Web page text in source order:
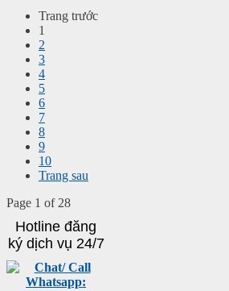
Trang trước
1
2
3
4
5
6
7
8
9
10
Trang sau
Page 1 of 28
Hotline đăng
ký dịch vụ 24/7